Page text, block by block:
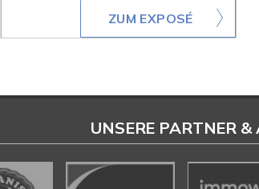
ZUM EXPOSÉ
UNSERE PARTNER